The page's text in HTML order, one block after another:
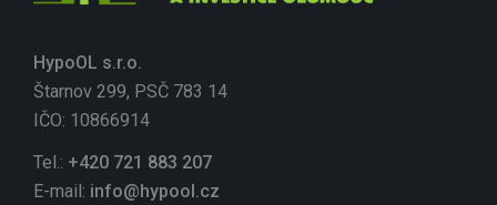
HypoOL s.r.o.
Štarnov 299, PSČ 783 14
IČO: 10866914
Tel.: +420 721 883 207
E-mail: info@hypool.cz